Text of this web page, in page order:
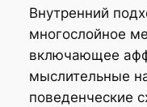
Внутренний
многослойное
включающее
мыслительные
поведенческие